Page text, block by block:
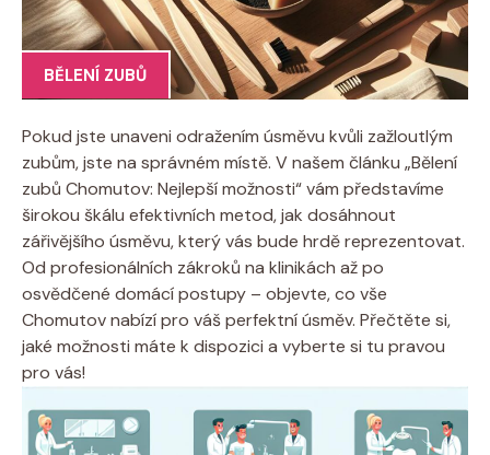
BĚLENÍ ZUBŮ
Pokud jste unaveni odražením úsměvu kvůli zažloutlým
zubům, jste na správném místě. V našem článku „Bělení
zubů Chomutov: Nejlepší možnosti“ vám představíme
širokou škálu efektivních metod, jak dosáhnout
zářivějšího úsměvu, který vás bude hrdě reprezentovat.
Od profesionálních zákroků na klinikách až po
osvědčené domácí postupy – objevte, co vše
Chomutov nabízí pro váš perfektní úsměv. Přečtěte si,
jaké možnosti máte k dispozici a vyberte si tu pravou
pro vás!